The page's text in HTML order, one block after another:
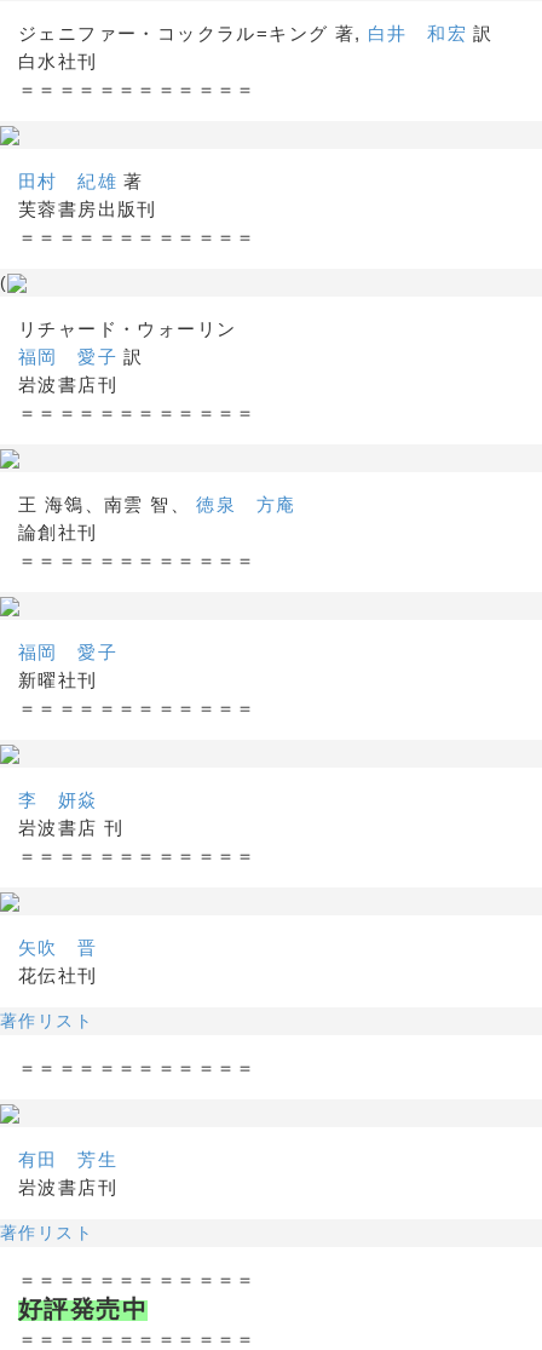
ジェニファー・コックラル=キング 著, 白井 和宏 訳
白水社刊
＝＝＝＝＝＝＝＝＝＝＝＝
田村 紀雄 著
芙蓉書房出版刊
＝＝＝＝＝＝＝＝＝＝＝＝
(
リチャード・ウォーリン
福岡 愛子 訳
岩波書店刊
＝＝＝＝＝＝＝＝＝＝＝＝
王 海鴒、南雲 智、徳泉 方庵
論創社刊
＝＝＝＝＝＝＝＝＝＝＝＝
福岡 愛子
新曜社刊
＝＝＝＝＝＝＝＝＝＝＝＝
李 妍焱
岩波書店 刊
＝＝＝＝＝＝＝＝＝＝＝＝
矢吹 晋
花伝社刊
著作リスト
＝＝＝＝＝＝＝＝＝＝＝＝
有田 芳生
岩波書店刊
著作リスト
＝＝＝＝＝＝＝＝＝＝＝＝
好評発売中
＝＝＝＝＝＝＝＝＝＝＝＝